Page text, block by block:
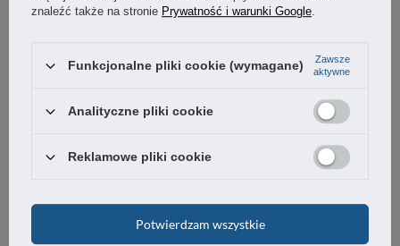
15,56 zł / szt.
Czy to pokrętło posiada śrubę?
znaleźć także na stronie Prywatność i warunki Google.
Funkcjonalne pliki cookie (wymagane)
Zawsze
aktywne
Analityczne pliki cookie
Reklamowe pliki cookie
Potwierdzam wszystkie